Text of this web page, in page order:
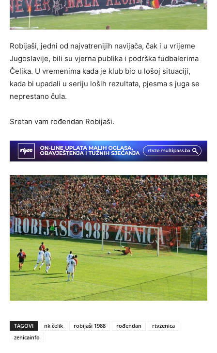
Robijaši, jedni od najvatrenijih navijača, čak i u vrijeme
Jugoslavije, bili su vjerna publika i podrška fudbalerima
Čelika. U vremenima kada je klub bio u lošoj situaciji,
kada bi upadali u seriju loših rezultata, pjesma s juga se
neprestano čula.
Sretan vam rođendan Robijaši.
TAGOVI nk čelik robijaši 1988 rođendan
rtvzenica
zenicainfo